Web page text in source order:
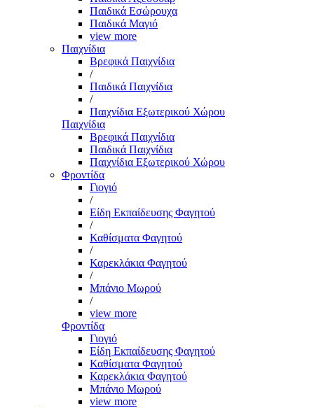
Παιδικά Εσώρουχα
Παιδικά Μαγιό
view more
Παιχνίδια
Βρεφικά Παιχνίδια
/
Παιδικά Παιχνίδια
/
Παιχνίδια Εξωτερικού Χώρου
Παιχνίδια
Βρεφικά Παιχνίδια
Παιδικά Παιχνίδια
Παιχνίδια Εξωτερικού Χώρου
Φροντίδα
Γιογιό
/
Είδη Εκπαίδευσης Φαγητού
/
Καθίσματα Φαγητού
/
Καρεκλάκια Φαγητού
/
Μπάνιο Μωρού
/
view more
Φροντίδα
Γιογιό
Είδη Εκπαίδευσης Φαγητού
Καθίσματα Φαγητού
Καρεκλάκια Φαγητού
Μπάνιο Μωρού
view more